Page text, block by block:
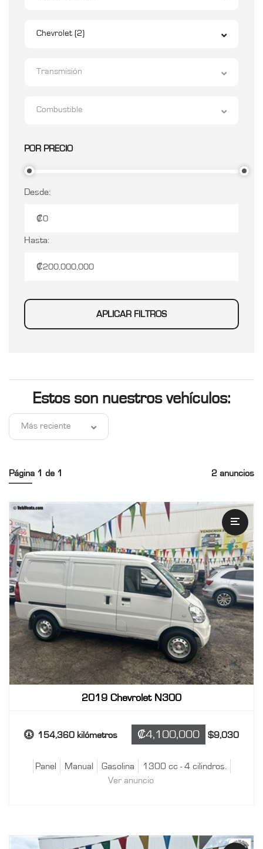
Chevrolet (2)
Transmisión
Combustible
POR PRECIO
Desde:
Hasta:
APLICAR FILTROS
Estos son nuestros vehículos:
Más reciente
Página 1 de 1 2 anuncios
2019 Chevrolet N300
154,360 kilómetros ‎₡4,100,000 $9,030
Panel Manual Gasolina
1300 cc - 4 cilindros.
Ver anuncio
2019 Chevrolet N300
Panel
Transmisión
Manual
Recorrido
Motor
1300 cc - 4 cilindros.
Tipo
Panel
VER ANUNCIO